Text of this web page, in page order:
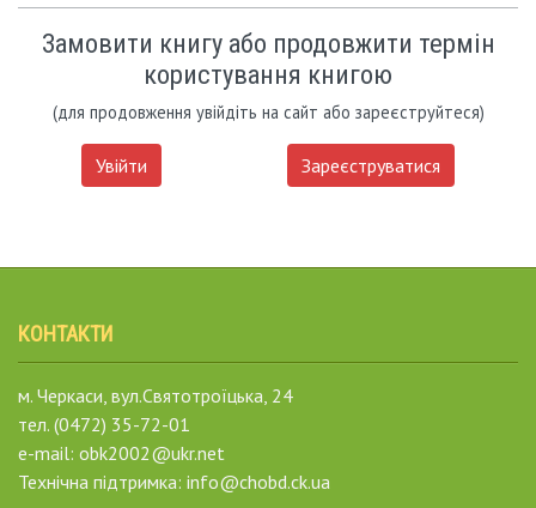
Замовити книгу або продовжити термін
користування книгою
(для продовження увійдіть на сайт або зареєструйтеся)
Увійти Зареєструватися
КОНТАКТИ
м. Черкаси, вул.Святотроїцька, 24
тел. (0472) 35-72-01
e-mail: obk2002@ukr.net
Технічна підтримка: info@chobd.ck.ua